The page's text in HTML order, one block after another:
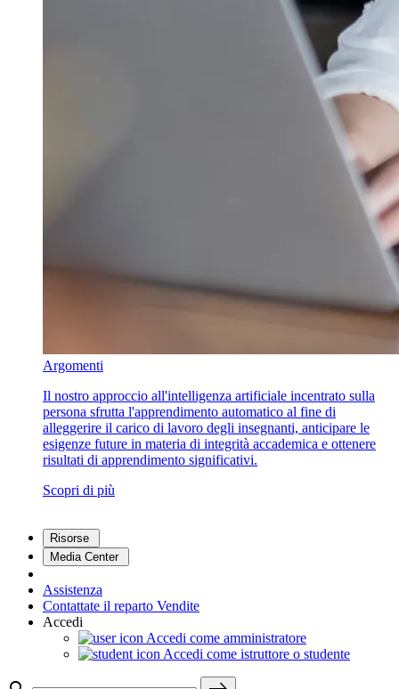
Argomenti
Il nostro approccio all'intelligenza artificiale incentrato sulla
persona sfrutta l'apprendimento automatico al fine di
alleggerire il carico di lavoro degli insegnanti, anticipare le
esigenze future in materia di integrità accademica e ottenere
risultati di apprendimento significativi.
Scopri di più
Risorse
Media Center
Assistenza
Contattate il reparto Vendite
Accedi
Accedi come amministratore
Accedi come istruttore o studente